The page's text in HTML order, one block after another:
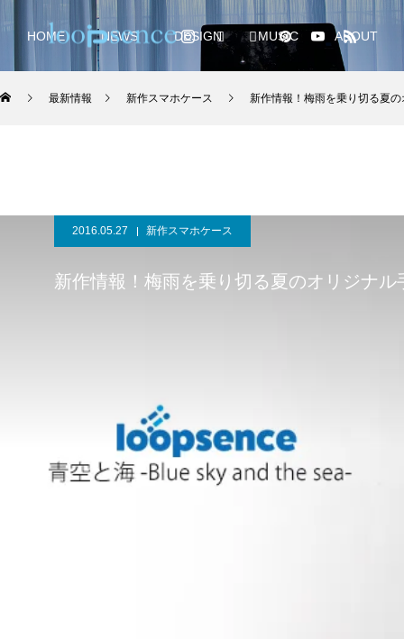
HOME NEWS DESIGN MUSIC ABOUT
最新情報 新作スマホケース 新作情報！梅雨を乗り切る夏
2016.05.27 新作スマホケース
新作情報！梅雨を乗り切る夏のオリジナ